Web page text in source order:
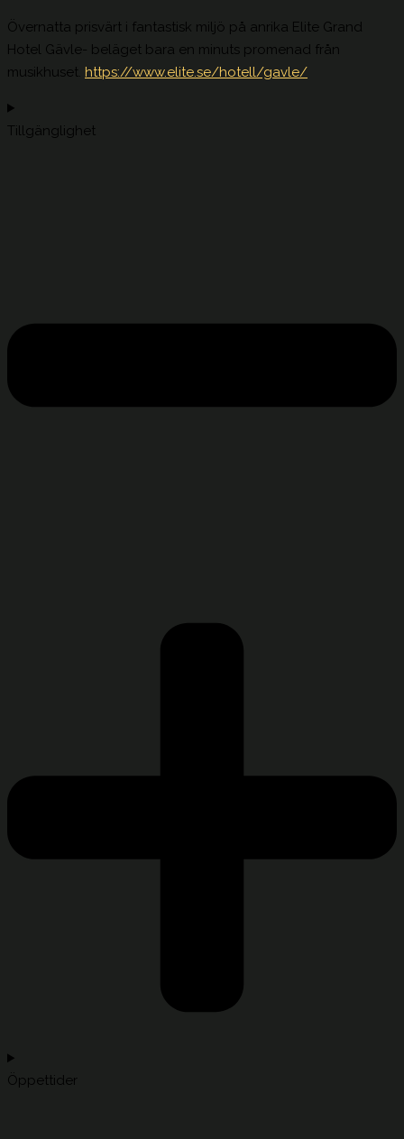
Övernatta prisvärt i fantastisk miljö på anrika Elite Grand
Hotel Gävle- beläget bara en minuts promenad från
musikhuset. https://www.elite.se/hotell/gavle/
Tillgänglighet
Öppettider